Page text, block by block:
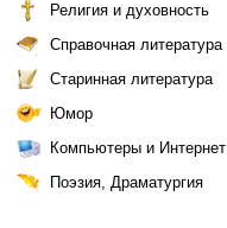
Религия и духовность
Справочная литература
Старинная литература
Юмор
Компьютеры и Интернет
Поэзия, Драматургия